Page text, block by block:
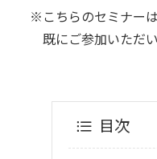
※こちらのセミナー
既にご参加いただ
目次